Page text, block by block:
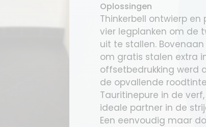
Oplossingen
Thinkerbell ontwierp
vier legplanken om de
uit te stallen.
om gratis stalen extra
offsetbedrukking werd
de opvallende
Tauritinepure in de
ideale partner in de
Een eenvoudig maar